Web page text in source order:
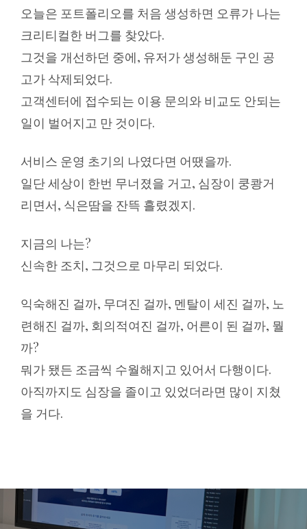
오늘은 포트폴리오를 처음 생성하면 오류가 나는
크리티컬한 버그를 찾았다.
그것을 개선하던 중에, 유저가 생성해둔 구인 공
고가 삭제되었다.
고객센터에 접수되는 이용 문의와 비교도 안되는
일이 벌어지고 만 것이다.
서비스 운영 초기의 나였다면 어땠을까.
일단 세상이 한번 무너졌을 거고, 심장이 쿵쾅거
리면서, 식은땀을 잔뜩 흘렸겠지.
지금의 나는?
신속한 조치, 그것으로 마무리 되었다.
익숙해진 걸까, 무뎌진 걸까, 멘탈이 세진 걸까, 노
련해진 걸까, 회의적여진 걸까, 어른이 된 걸까, 뭘
까?
뭐가 됐든 조금씩 수월해지고 있어서 다행이다.
아직까지도 심장을 졸이고 있었더라면 많이 지쳤
을 거다.